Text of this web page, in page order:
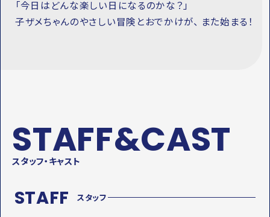
「今日はどんな楽しい日になるのかな？」
子ザメちゃんのやさしい冒険とおでかけが、 また始まる！
STAFF&CAST
スタッフ・キャスト
STAFF スタッフ